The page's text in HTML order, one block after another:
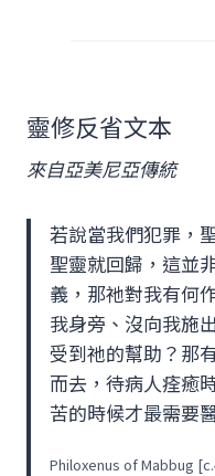
靈修反省文本
來自亞美尼亞傳統
若說當我們犯罪，
聖靈就回歸，這並
義，那祂對我有何
我身旁、沒向我施
受到祂的幫助？那
而去，待病人痊癒
苦的時候才最需要
Philoxenus of Mabbug